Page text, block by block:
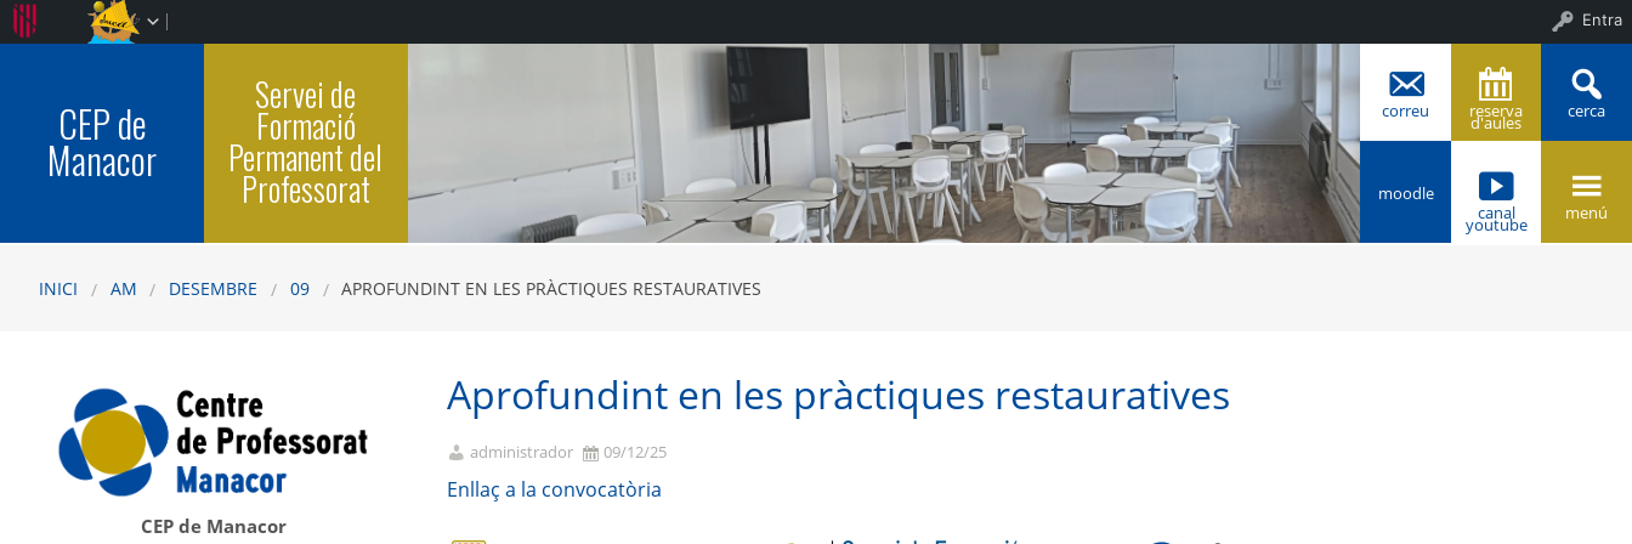
CEP de
Manacor
Servei de
Formació
Permanent del
Professorat
correu reserva
d'aules
cerca
moodle
canal
youtube
menú
INICI AM DESEMBRE 09 APROFUNDINT EN LES PRÀCTIQUES RESTAURATIVES
Aprofundint en les pràctiques restauratives
administrador 09/12/25
Enllaç a la convocatòria
CEP de Manacor
Entra